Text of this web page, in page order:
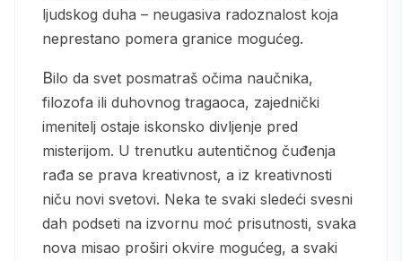
ljudskog duha – neugasiva radoznalost koja
neprestano pomera granice mogućeg.
Bilo da svet posmatraš očima naučnika,
filozofa ili duhovnog tragaoca, zajednički
imenitelj ostaje iskonsko divljenje pred
misterijom. U trenutku autentičnog čuđenja
rađa se prava kreativnost, a iz kreativnosti
niču novi svetovi. Neka te svaki sledeći svesni
dah podseti na izvornu moć prisutnosti, svaka
nova misao proširi okvire mogućeg, a svaki